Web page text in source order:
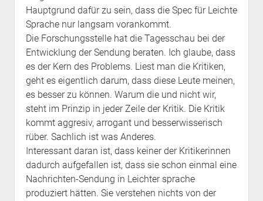
Hauptgrund dafür zu sein, dass die Spec für Leichte
Sprache nur langsam vorankommt.
Die Forschungsstelle hat die Tagesschau bei der
Entwicklung der Sendung beraten. Ich glaube, dass
es der Kern des Problems. Liest man die Kritiken,
geht es eigentlich darum, dass diese Leute meinen,
es besser zu können. Warum die und nicht wir,
steht im Prinzip in jeder Zeile der Kritik. Die Kritik
kommt aggresiv, arrogant und besserwisserisch
rüber. Sachlich ist was Anderes.
Interessant daran ist, dass keiner der Kritikerinnen
dadurch aufgefallen ist, dass sie schon einmal eine
Nachrichten-Sendung in Leichter sprache
produziert hätten. Sie verstehen nichts von der